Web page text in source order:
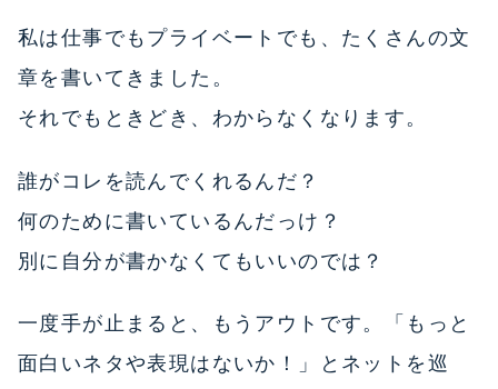
私は仕事でもプライベートでも、たくさんの文
章を書いてきました。
それでもときどき、わからなくなります。
誰がコレを読んでくれるんだ？
何のために書いているんだっけ？
別に自分が書かなくてもいいのでは？
一度手が止まると、もうアウトです。「もっと
面白いネタや表現はないか！」とネットを巡